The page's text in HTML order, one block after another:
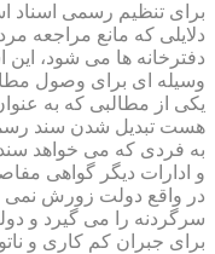
برای تنظیم رسمی اسناد
دلایلی که مانع مراجعه
دفترخانه ها می شود،
وسیله ای برای وصول
یکی از مطالبی که به
هست تبدیل شدن سند
به فردی که می خواهد
و ادارات دیگر گواهی
در واقع دولت زورش نمی
سرگردنه را می گیرد و
برای جبران کم کاری و